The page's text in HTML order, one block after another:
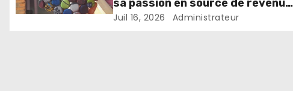
sa passion en source de revenus
grâce aux sous-plats
Juil 16, 2026 Administrateur